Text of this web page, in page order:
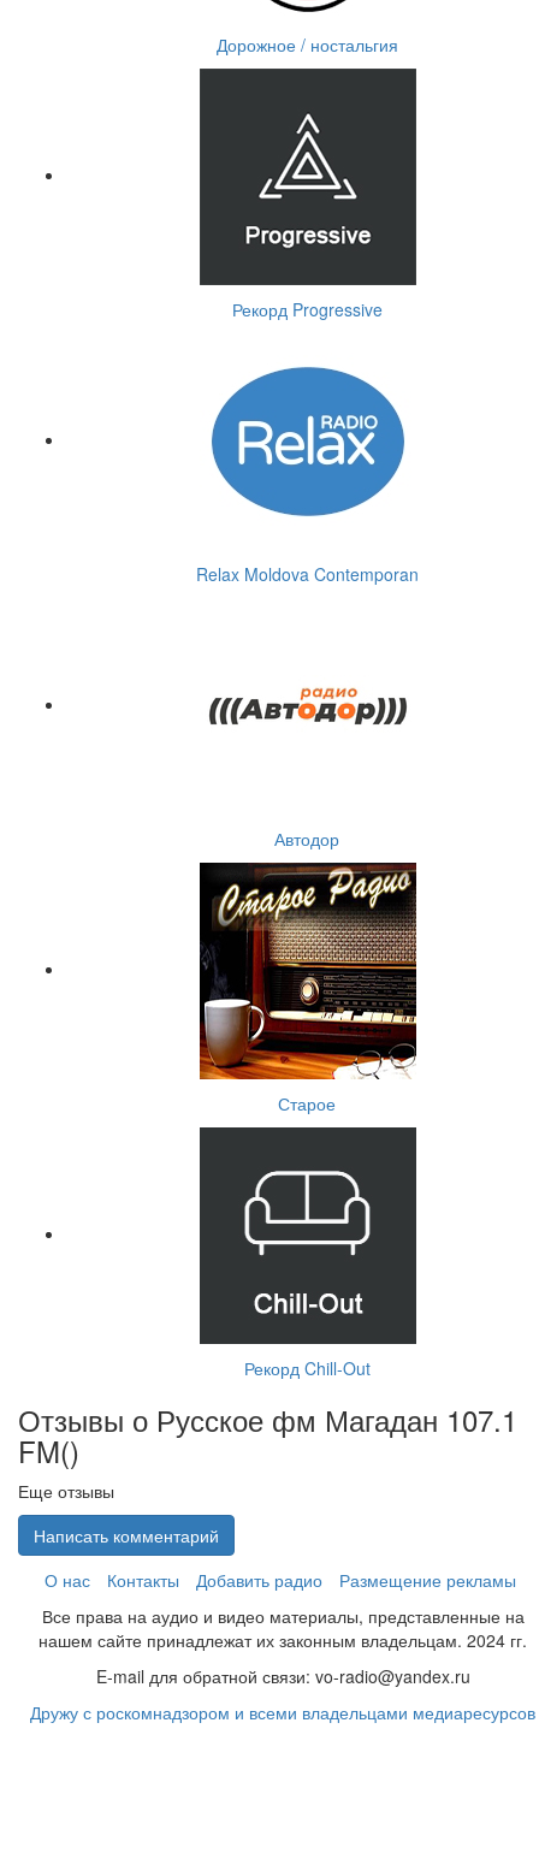
Дорожное / ностальгия
Рекорд Progressive
Relax Moldova Contemporan
Автодор
Старое
Рекорд Chill-Out
Отзывы о Русское фм Магадан 107.1
FM()
Еще отзывы
Написать комментарий
О нас
Контакты Добавить радио
Размещение рекламы
Все права на аудио и видео материалы, представленные на
нашем сайте принадлежат их законным владельцам. 2024 гг.
E-mail для обратной связи: vo-radio@yandex.ru
Дружу с роскомнадзором и всеми владельцами медиаресурсов